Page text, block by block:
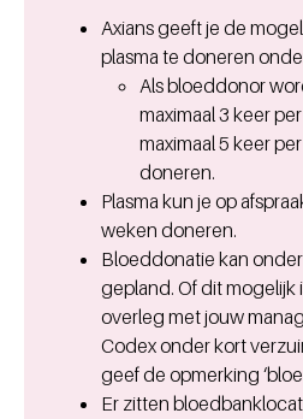
Axians geeft je de
plasma te doneren
Als bloeddonor
maximaal 3 keer
maximaal 5 keer
doneren.
Plasma kun je op
weken doneren.
Bloeddonatie kan
gepland. Of dit mogelijk
overleg met jouw
Codex onder kort
geef de opmerking
Er zitten